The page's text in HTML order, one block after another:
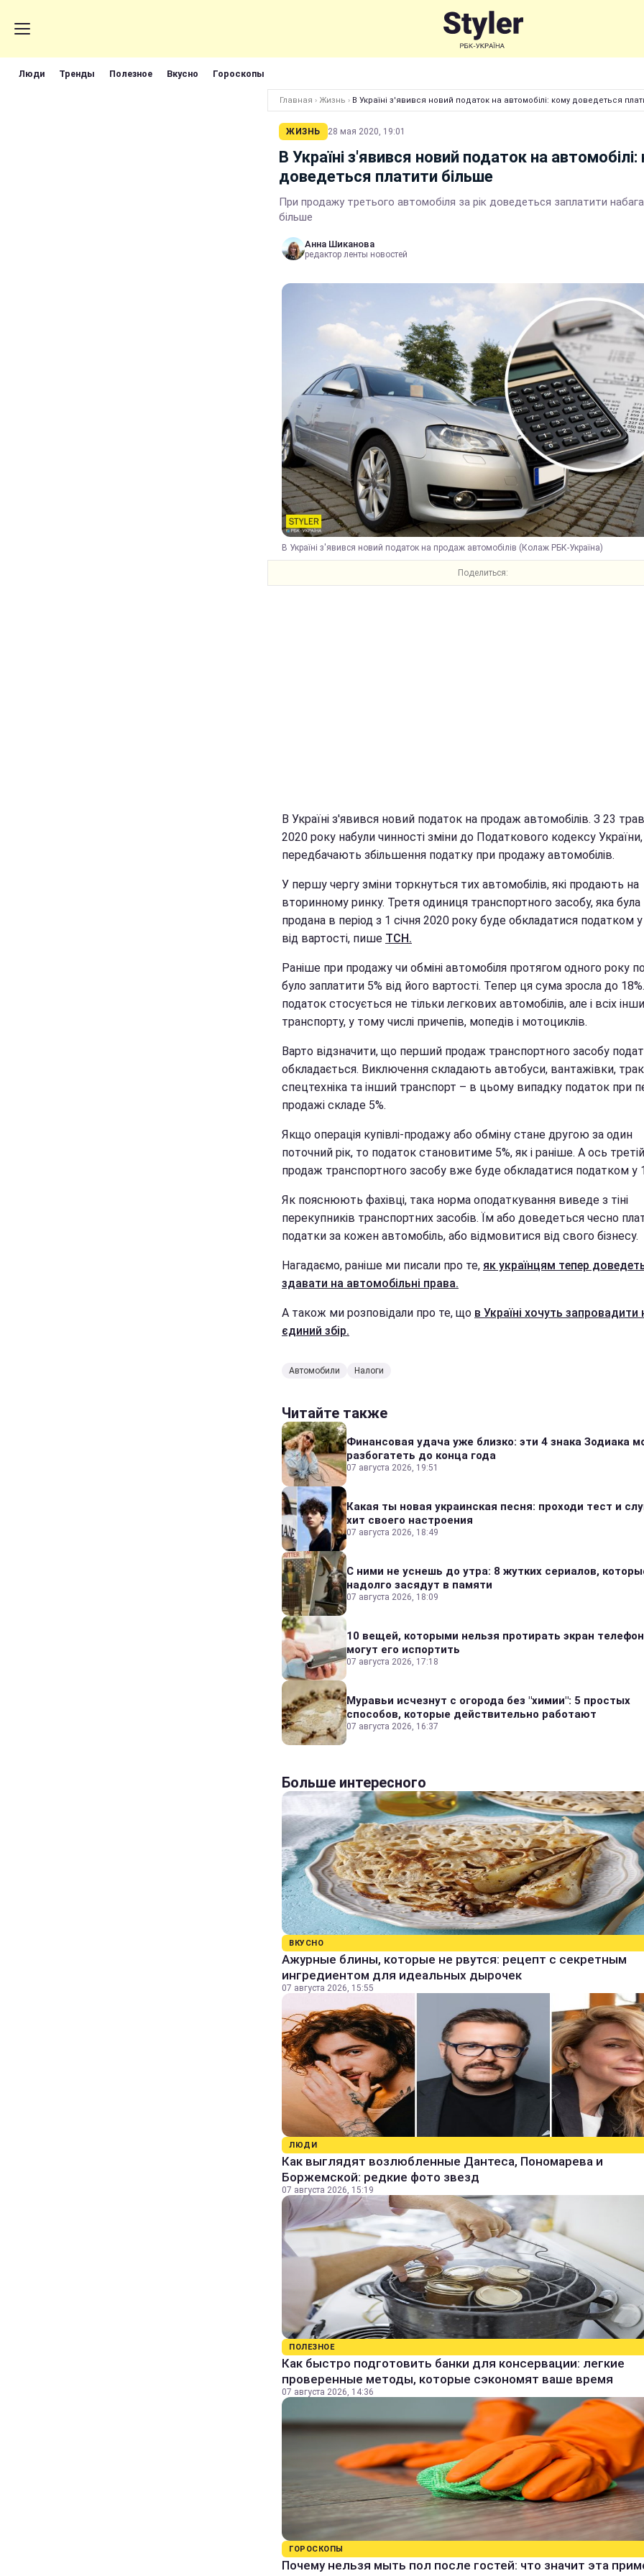
Люди Тренды Полезное Вкусно Гороскопы
Главная › Жизнь › В Україні з'явився новий податок на автомобілі: кому доведеться
ЖИЗНЬ 28 мая 2020, 19:01
В Україні з'явився новий податок на автомобілі:
доведеться платити більше
При продажу третього автомобіля за рік доведеться заплатити
більше
Анна Шиканова
редактор ленты новостей
В Україні з'явився новий податок на продаж автомобілів (Колаж РБК-Україна)
Поделиться:
В Україні з'явився новий податок на продаж автомобілів. З 23
2020 року набули чинності зміни до Податкового кодексу України,
передбачають збільшення податку при продажу автомобілів.
У першу чергу зміни торкнуться тих автомобілів, які продають на
вторинному ринку. Третя одиниця транспортного засобу, яка була
продана в період з 1 січня 2020 року буде обкладатися податком у
від вартості, пише ТСН.
Раніше при продажу чи обміні автомобіля протягом одного року
було заплатити 5% від його вартості. Тепер ця сума зросла до
податок стосується не тільки легкових автомобілів, але і всіх
транспорту, у тому числі причепів, мопедів і мотоциклів.
Варто відзначити, що перший продаж транспортного засобу
обкладається. Виключення складають автобуси, вантажівки,
спецтехніка та інший транспорт – в цьому випадку податок при
продажі складе 5%.
Якщо операція купівлі-продажу або обміну стане другою за один
поточний рік, то податок становитиме 5%, як і раніше. А ось третій
продаж транспортного засобу вже буде обкладатися податком у
Як пояснюють фахівці, така норма оподаткування виведе з тіні
перекупників транспортних засобів. Їм або доведеться чесно
податки за кожен автомобіль, або відмовитися від свого бізнесу.
Нагадаємо, раніше ми писали про те, як українцям тепер
здавати на автомобільні права.
А також ми розповідали про те, що в Україні хочуть запровадити
єдиний збір.
Автомобили Налоги
Читайте также
Финансовая удача уже близко: эти 4 знака Зодиака
разбогатеть до конца года
07 августа 2026, 19:51
Какая ты новая украинская песня: проходи тест и
хит своего настроения
07 августа 2026, 18:49
С ними не уснешь до утра: 8 жутких сериалов,
надолго засядут в памяти
07 августа 2026, 18:09
10 вещей, которыми нельзя протирать экран
могут его испортить
07 августа 2026, 17:18
Муравьи исчезнут с огорода без "химии": 5 простых
способов, которые действительно работают
07 августа 2026, 16:37
Больше интересного
ВКУСНО
Ажурные блины, которые не рвутся: рецепт с секретным
ингредиентом для идеальных дырочек
07 августа 2026, 15:55
ЛЮДИ
Как выглядят возлюбленные Дантеса, Пономарева и
Боржемской: редкие фото звезд
07 августа 2026, 15:19
ПОЛЕЗНОЕ
Как быстро подготовить банки для консервации: легкие
проверенные методы, которые сэкономят ваше время
07 августа 2026, 14:36
ГОРОСКОПЫ
Почему нельзя мыть пол после гостей: что значит эта